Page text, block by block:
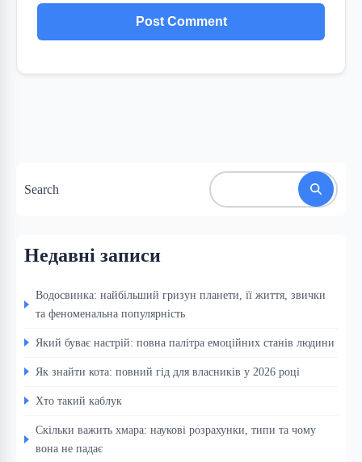
Search
Недавні записи
Водосвинка: найбільший гризун планети, її життя, звички
та феноменальна популярність
Який буває настрій: повна палітра емоційних станів людини
Як знайти кота: повний гід для власників у 2026 році
Хто такий каблук
Скільки важить хмара: наукові розрахунки, типи та чому
вона не падає